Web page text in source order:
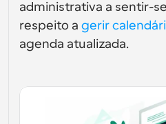
Fluxos de trabalho
Automatizar
Mantenha-se atualizado
administrativa a sentir-
respeito a gerir
agenda atualizada.